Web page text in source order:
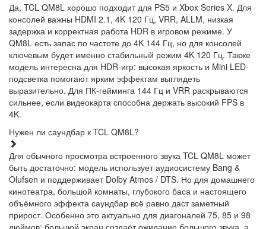
Да, TCL QM8L хорошо подходит для PS5 и Xbox Series X. Для
консолей важны HDMI 2.1, 4K 120 Гц, VRR, ALLM, низкая
задержка и корректная работа HDR в игровом режиме. У
QM8L есть запас по частоте до 4K 144 Гц, но для консолей
ключевым будет именно стабильный режим 4K 120 Гц. Также
модель интересна для HDR-игр: высокая яркость и Mini LED-
подсветка помогают ярким эффектам выглядеть
выразительно. Для ПК-гейминга 144 Гц и VRR раскрываются
сильнее, если видеокарта способна держать высокий FPS в
4K.
Нужен ли саундбар к TCL QM8L?
Для обычного просмотра встроенного звука TCL QM8L может
быть достаточно: модель использует аудиосистему Bang &
Olufsen и поддерживает Dolby Atmos / DTS. Но для домашнего
кинотеатра, большой комнаты, глубокого баса и настоящего
объёмного эффекта саундбар всё равно даст заметный
прирост. Особенно это актуально для диагоналей 75, 85 и 98
дюймов: большой экран создаёт ожидание большого звука, а